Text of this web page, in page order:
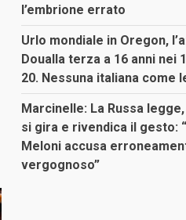
l’embrione errato
Urlo mondiale in Oregon,
Doualla terza a 16 anni nei
20. Nessuna italiana come
Marcinelle: La Russa
si gira e rivendica il gesto:
Meloni accusa
vergognoso”